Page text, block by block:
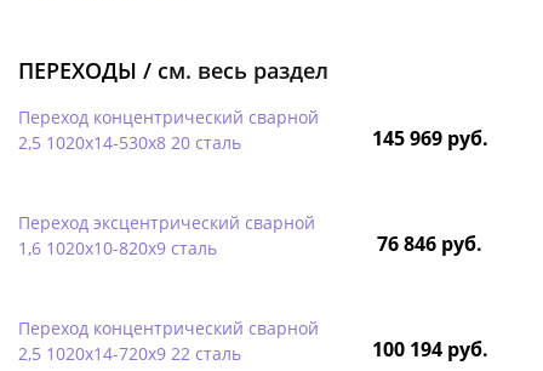
ПЕРЕХОДЫ / см. весь раздел
Переход концентрический сварной
2,5 1020х14-530х8 20 сталь
145 969 руб.
Переход эксцентрический сварной
1,6 1020х10-820х9 сталь
76 846 руб.
Переход концентрический сварной
2,5 1020х14-720х9 22 сталь
100 194 руб.